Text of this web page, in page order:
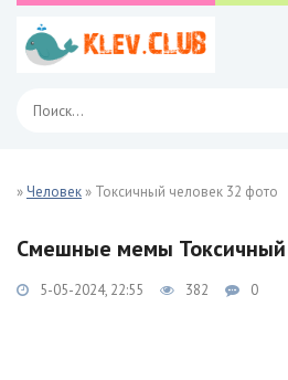
»Человек » Токсичный человек 32 фото
Смешные мемы Токсичный
5-05-2024, 22:55 382 0